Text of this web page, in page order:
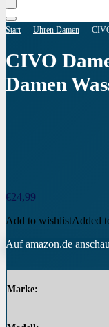
Start Uhren Damen
CIVO
Damen
€24,99
Add to wishlistAdded
Auf amazon.de
Marke